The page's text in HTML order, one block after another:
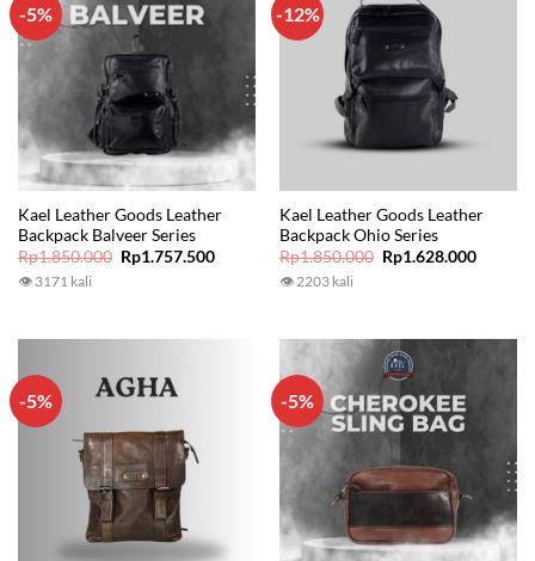
-5%
Kael Leather Goods Leather
Backpack Balveer Series
Rp1.850.000 Original
price
Rp1.757.500Current
👁 3171 kali
-12%
Kael Leather Goods Leather
Backpack Ohio Series
Rp1.850.000 Original
price
Rp1.628.000Current
👁 2203 kali
-5% -5%